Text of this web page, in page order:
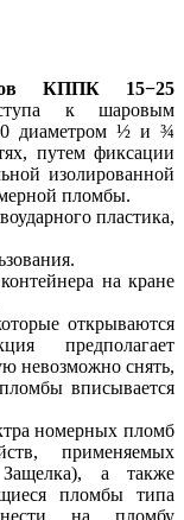
КППК 15−25
к шаровым
диаметром ½ и ¾
путем фиксации
изолированной
пломбы.
пластика,
на кране
открываются
предполагает
невозможно снять,
вписывается
номерных пломб
применяемых
а также
пломбы типа